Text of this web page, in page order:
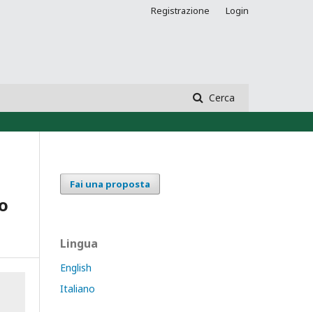
Cerca
Registrazione Login
Fai una proposta
Lingua
English
Italiano